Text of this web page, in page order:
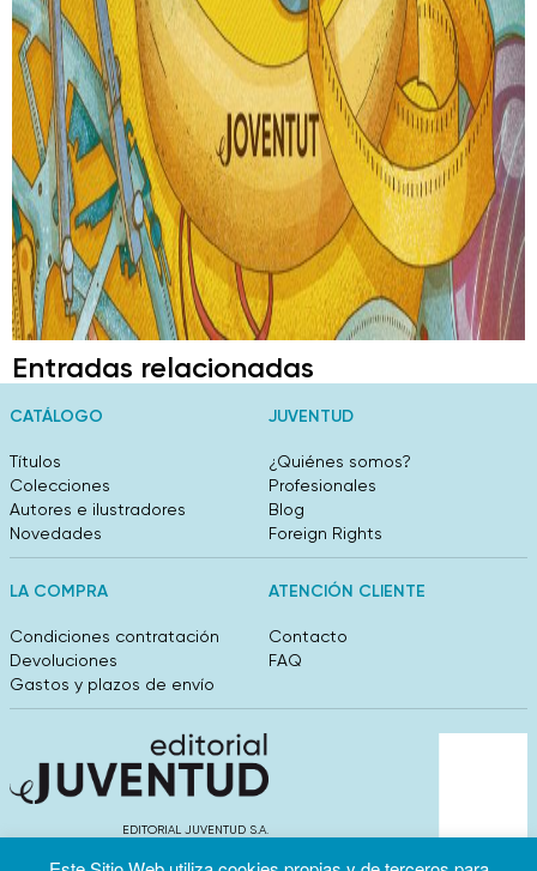
Entradas relacionadas
CATÁLOGO
Títulos
Colecciones
Autores e ilustradores
Novedades
JUVENTUD
¿Quiénes somos?
Profesionales
Blog
Foreign Rights
LA COMPRA
Condiciones contratación
Devoluciones
Gastos y plazos de envío
ATENCIÓN CLIENTE
Contacto
FAQ
EDITORIAL JUVENTUD S.A.